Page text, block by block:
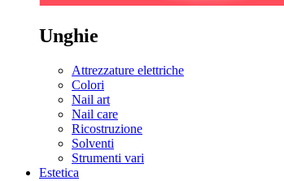
Unghie
Attrezzature elettriche
Colori
Nail art
Nail care
Ricostruzione
Solventi
Strumenti vari
Estetica